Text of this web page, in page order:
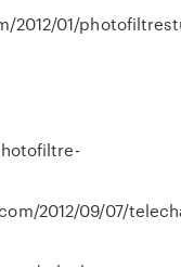
2012/01/
2012/09/07/